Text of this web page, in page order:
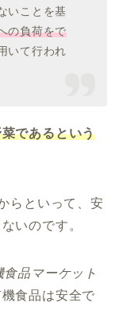
いことを基
の負荷をで
いて行われ
であるという
らといって、安
いのです。
品マーケット
食品は安全で